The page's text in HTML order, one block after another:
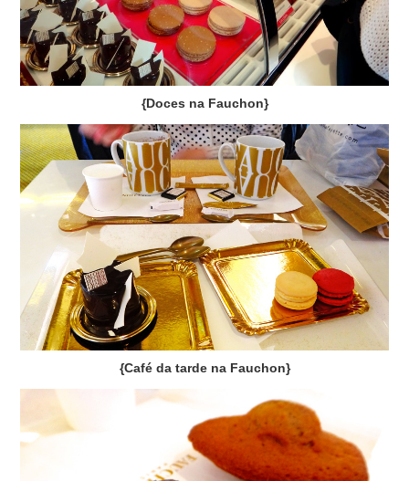
{Doces na Fauchon}
{Café da tarde na Fauchon}